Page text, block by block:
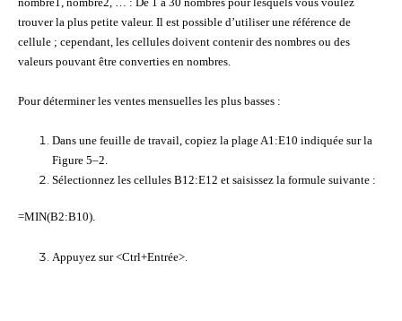
trouver la plus petite valeur. Il est possible d’utiliser une référence de
cellule ; cependant, les cellules doivent contenir des nombres ou des
valeurs pouvant être converties en nombres.
Pour déterminer les ventes mensuelles les plus basses :
Dans une feuille de travail, copiez la plage A1:E10 indiquée sur la
Figure 5–2.
Sélectionnez les cellules B12:E12 et saisissez la formule suivante :
=MIN(B2:B10).
Appuyez sur <Ctrl+Entrée>.